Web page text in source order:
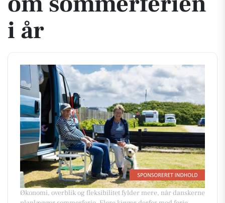
i år
Økonomi, overblik og fleksibilitet fylder mere, når danskerne